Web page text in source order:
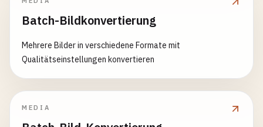
Batch-Bildkonvertierung
Mehrere Bilder in verschiedene Formate mit
Qualitätseinstellungen konvertieren
MEDIA